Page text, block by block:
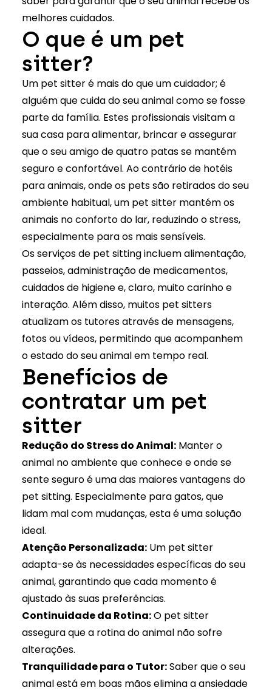
melhores cuidados.
O que é um pet
sitter?
Um pet sitteré mais do que um cuidador; é
alguém que cuida do seu animal como se fosse
parte da família. Estes profissionais visitam a
sua casa para alimentar, brincar e assegurar
que o seu amigo de quatro patas se mantém
seguro e confortável. Ao contrário de hotéis
para animais, onde os pets são retirados do seu
ambiente habitual, um pet sitter mantém os
animais no conforto do lar, reduzindo o stress,
especialmente para os mais sensíveis.
Os serviços de pet sitting incluem alimentação,
passeios, administração de medicamentos,
cuidados de higiene e, claro, muito carinho e
interação. Além disso, muitos pet sitters
atualizam os tutores através de mensagens,
fotos ou vídeos, permitindo que acompanhem
o estado do seu animal em tempo real.
Benefícios de
contratar um pet
sitter
Redução do Stress do Animal:Manter o
animal no ambiente que conhece e onde se
sente seguro é uma das maiores vantagens do
pet sitting. Especialmente para gatos, que
lidam mal com mudanças, esta é uma solução
ideal.
Atenção Personalizada:Um pet sitter
adapta-se às necessidades específicas do seu
animal, garantindo que cada momento é
ajustado às suas preferências.
Continuidade da Rotina:O pet sitter
assegura que a rotina do animal não sofre
alterações.
Tranquilidade para o Tutor:Saber que o seu
animal está em boas mãos elimina a ansiedade